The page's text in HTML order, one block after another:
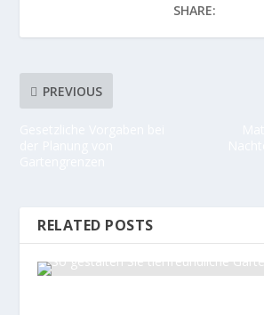
SHARE:
PREVIOUS
RELATED POSTS